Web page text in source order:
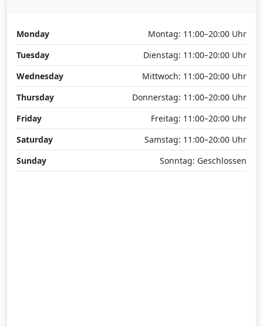
Monday
Montag: 11:00–20:00 Uhr
Tuesday
Dienstag: 11:00–20:00 Uhr
Wednesday
Mittwoch: 11:00–20:00 Uhr
Thursday
Donnerstag: 11:00–20:00 Uhr
Friday
Freitag: 11:00–20:00 Uhr
Saturday
Samstag: 11:00–20:00 Uhr
Sunday
Sonntag: Geschlossen